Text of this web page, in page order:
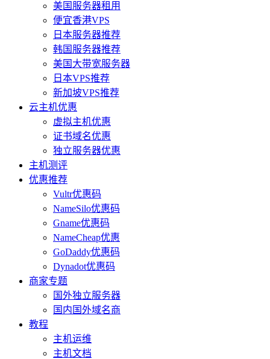
美国服务器租用
便宜香港VPS
日本服务器推荐
韩国服务器推荐
美国大带宽服务器
日本VPS推荐
新加坡VPS推荐
云主机优惠
虚拟主机优惠
证书域名优惠
独立服务器优惠
主机测评
优惠推荐
Vultr优惠码
NameSilo优惠码
Gname优惠码
NameCheap优惠
GoDaddy优惠码
Dynadot优惠码
商家专题
国外独立服务器
国内国外域名商
教程
主机运维
主机文档